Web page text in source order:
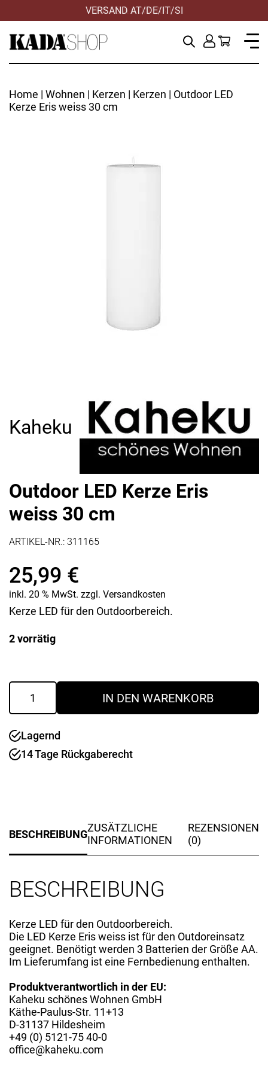
VERSAND AT/DE/IT/SI
Home | Wohnen | Kerzen | Kerzen | Outdoor LED
Kerze Eris weiss 30 cm
Kaheku
Outdoor LED Kerze Eris
weiss 30 cm
ARTIKEL-NR.: 311165
25,99 €
inkl. 20 % MwSt. zzgl. Versandkosten
Kerze LED für den Outdoorbereich.
2 vorrätig
Outdoor
Kerze
weiss
30
cm
IN DEN WARENKORB
Lagernd
14 Tage Rückgaberecht
BESCHREIBUNGZUSÄTZLICHE
INFORMATIONEN
REZENSIONEN
(0)
BESCHREIBUNG
Kerze LED für den Outdoorbereich.
Die LED Kerze Eris weiss ist für den Outdoreinsatz
geeignet. Benötigt werden 3 Batterien der Größe AA.
Im Lieferumfang ist eine Fernbedienung enthalten.
Produktverantwortlich in der EU:
Kaheku schönes Wohnen GmbH
Käthe-Paulus-Str. 11+13
D-31137 Hildesheim
+49 (0) 5121-75 40-0
office@kaheku.com